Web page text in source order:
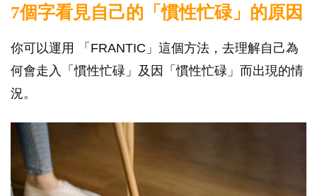
7個字看見自己的「慣性忙碌」的原因
你可以運用 「FRANTIC」這個方法，去理解自己為
何會走入「慣性忙碌」及因「慣性忙碌」而出現的情
況。